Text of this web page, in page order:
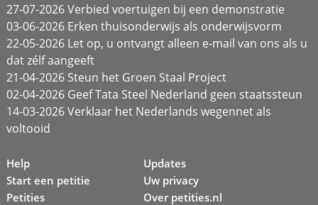
27-07-2026 Verbied voertuigen bij een demonstratie
03-06-2026 Erken thuisonderwijs als onderwijsvorm
22-05-2026 Let op, u ontvangt alleen e-mail van ons als u
dat zélf aangeeft
21-04-2026 Steun het Groen Staal Project
02-04-2026 Geef Tata Steel Nederland geen staatssteun
14-03-2026 Verklaar het Nederlands wegennet als
voltooid
Help
Start een petitie
Petities
Updates
Uw privacy
Over petities.nl